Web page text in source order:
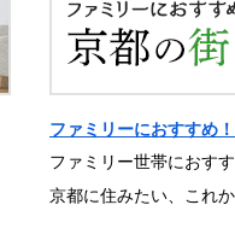
ファミリーにおすすめ
ファミリー世帯におす
京都に住みたい、これ